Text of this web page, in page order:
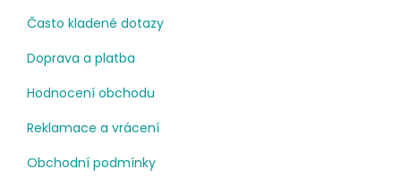
Často kladené dotazy
Doprava a platba
Hodnocení obchodu
Reklamace a vrácení
Obchodní podmínky